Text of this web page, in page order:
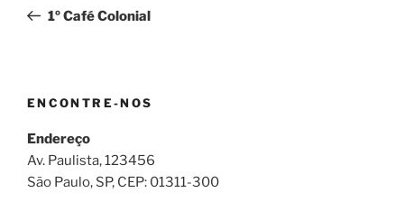
Post
anterior
1º Café Colonial
ENCONTRE-NOS
Endereço
Av. Paulista, 123456
São Paulo, SP, CEP: 01311-300